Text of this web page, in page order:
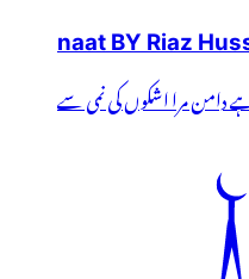
naat BY Riaz
دامن مرا اشکوں کی نمی سے